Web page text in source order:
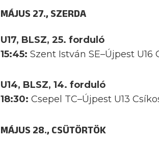
MÁJUS 27., SZERDA
U17, BLSZ, 25. forduló
15:45:Szent István SE–Újpest U16
U14, BLSZ, 14. forduló
18:30:Csepel TC–Újpest U13
MÁJUS 28., CSÜTÖRTÖK